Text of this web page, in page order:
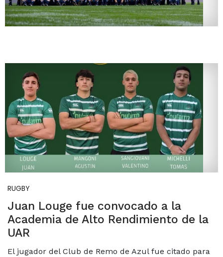
RUGBY
Juan Louge fue convocado a la
Academia de Alto Rendimiento de la
UAR
El jugador del Club de Remo de Azul fue citado para